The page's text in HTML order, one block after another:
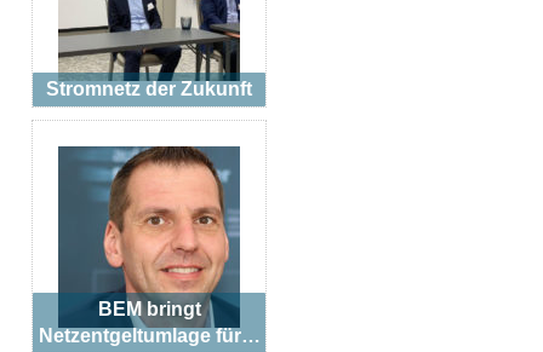
Stromnetz der Zukunft
BEM bringt
Netzentgeltumlage für…